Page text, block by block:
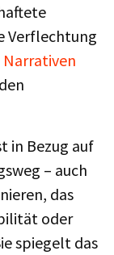
Verflechtung
Narrativen
in Bezug auf
– auch
das
oder
spiegelt das